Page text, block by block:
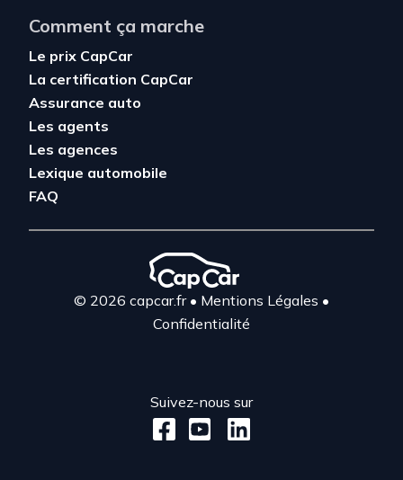
Comment ça marche
Le prix CapCar
La certification CapCar
Assurance auto
Les agents
Les agences
Lexique automobile
FAQ
© 2026 capcar.fr• Mentions Légales •
Confidentialité
Suivez-nous sur